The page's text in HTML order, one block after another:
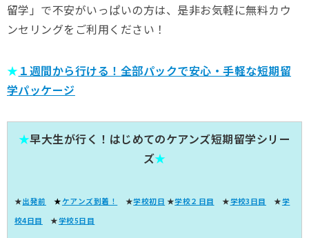
留学」で不安がいっぱいの方は、是非お気軽に無料カウ
ンセリングをご利用ください！
★ １週間から行ける！全部パックで安心・手軽な短期留
学パッケージ
★早大生が行く！はじめてのケアンズ短期留学シリー
ズ★
★出発前 ★ ケアンズ到着！ ★学校初日 ★学校２日目 ★学校3日目 ★学
校4日目
★学校5日目